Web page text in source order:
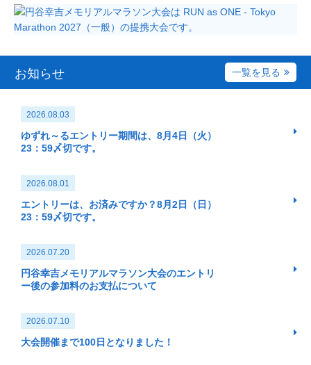
お知らせ 一覧を見る
2026.08.03
ゆずれ～るエントリー期間は、8月4日（火）
23：59〆切です。
2026.08.01
エントリーは、お済みですか？8月2日（日）
23：59〆切です。
2026.07.20
円谷幸吉メモリアルマラソン大会のエントリ
ー後の参加料のお支払について
2026.07.10
大会開催まで100日となりました！